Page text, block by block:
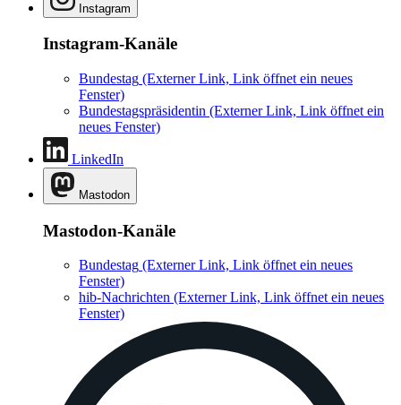
Instagram
Instagram-Kanäle
Bundestag (Externer Link, Link öffnet ein neues
Fenster)
Bundestagspräsidentin (Externer Link, Link öffnet ein
neues Fenster)
LinkedIn
Mastodon
Mastodon-Kanäle
Bundestag (Externer Link, Link öffnet ein neues
Fenster)
hib-Nachrichten (Externer Link, Link öffnet ein neues
Fenster)